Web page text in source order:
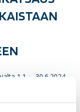
1.1. – 30.6.2024
noin klo 8.30.